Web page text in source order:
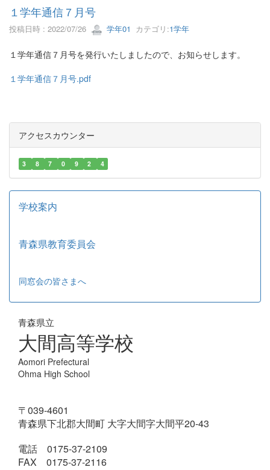
１学年通信７月号
投稿日時 : 2022/07/26 学年01 カテゴリ:1学年
１学年通信７月号を発行いたしましたので、お知らせします。
１学年通信７月号.pdf
アクセスカウンター
3 8 7 0 9 2 4
学校案内
青森県教育委員会
同窓会の皆さまへ
青森県立
大間高等学校
Aomori Prefectural
Ohma High School
〒039-4601
青森県下北郡大間町 大字大間字大間平20-43
電話 0175-37-2109
FAX 0175-37-2116